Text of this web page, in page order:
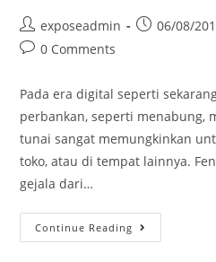
exposeadmin 06/08/
0 Comments
Pada era digital seperti
perbankan, seperti menabung,
tunai sangat memungkinkan
toko, atau di tempat lainnya.
gejala dari…
Continue Reading